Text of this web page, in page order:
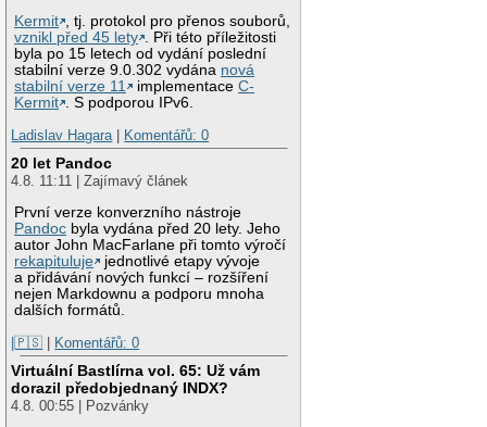
Kermit , tj. protokol pro přenos souborů,
vznikl před 45 lety . Při této příležitosti
byla po 15 letech od vydání poslední
stabilní verze 9.0.302 vydána nová
stabilní verze 11
implementaceC-
Kermit . S podporou IPv6.
Ladislav Hagara | Komentářů: 0
20 let Pandoc
4.8. 11:11 | Zajímavý článek
První verze konverzního nástroje
Pandoc byla vydána před 20 lety. Jeho
autor John MacFarlane při tomto výročí
rekapituluje
jednotlivé etapy vývoje
a přidávání nových funkcí – rozšíření
nejen Markdownu a podporu mnoha
dalších formátů.
|🇵🇸 | Komentářů: 0
Virtuální Bastlírna vol. 65: Už vám
dorazil předobjednaný INDX?
4.8. 00:55 | Pozvánky